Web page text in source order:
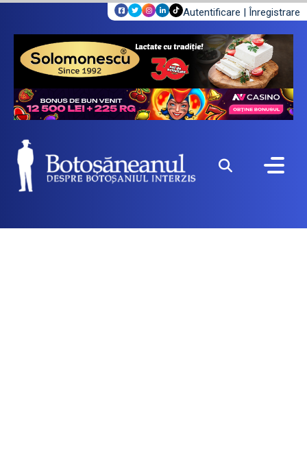
Autentificare | Înregistrare